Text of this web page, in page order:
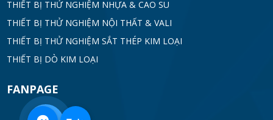
THIẾT BỊ THỬ NGHIỆM NHỰA & CAO SU
THIẾT BỊ THỬ NGHIỆM NỘI THẤT & VALI
THIẾT BỊ THỬ NGHIỆM SẮT THÉP KIM LOẠI
THIẾT BỊ DÒ KIM LOẠI
FANPAGE